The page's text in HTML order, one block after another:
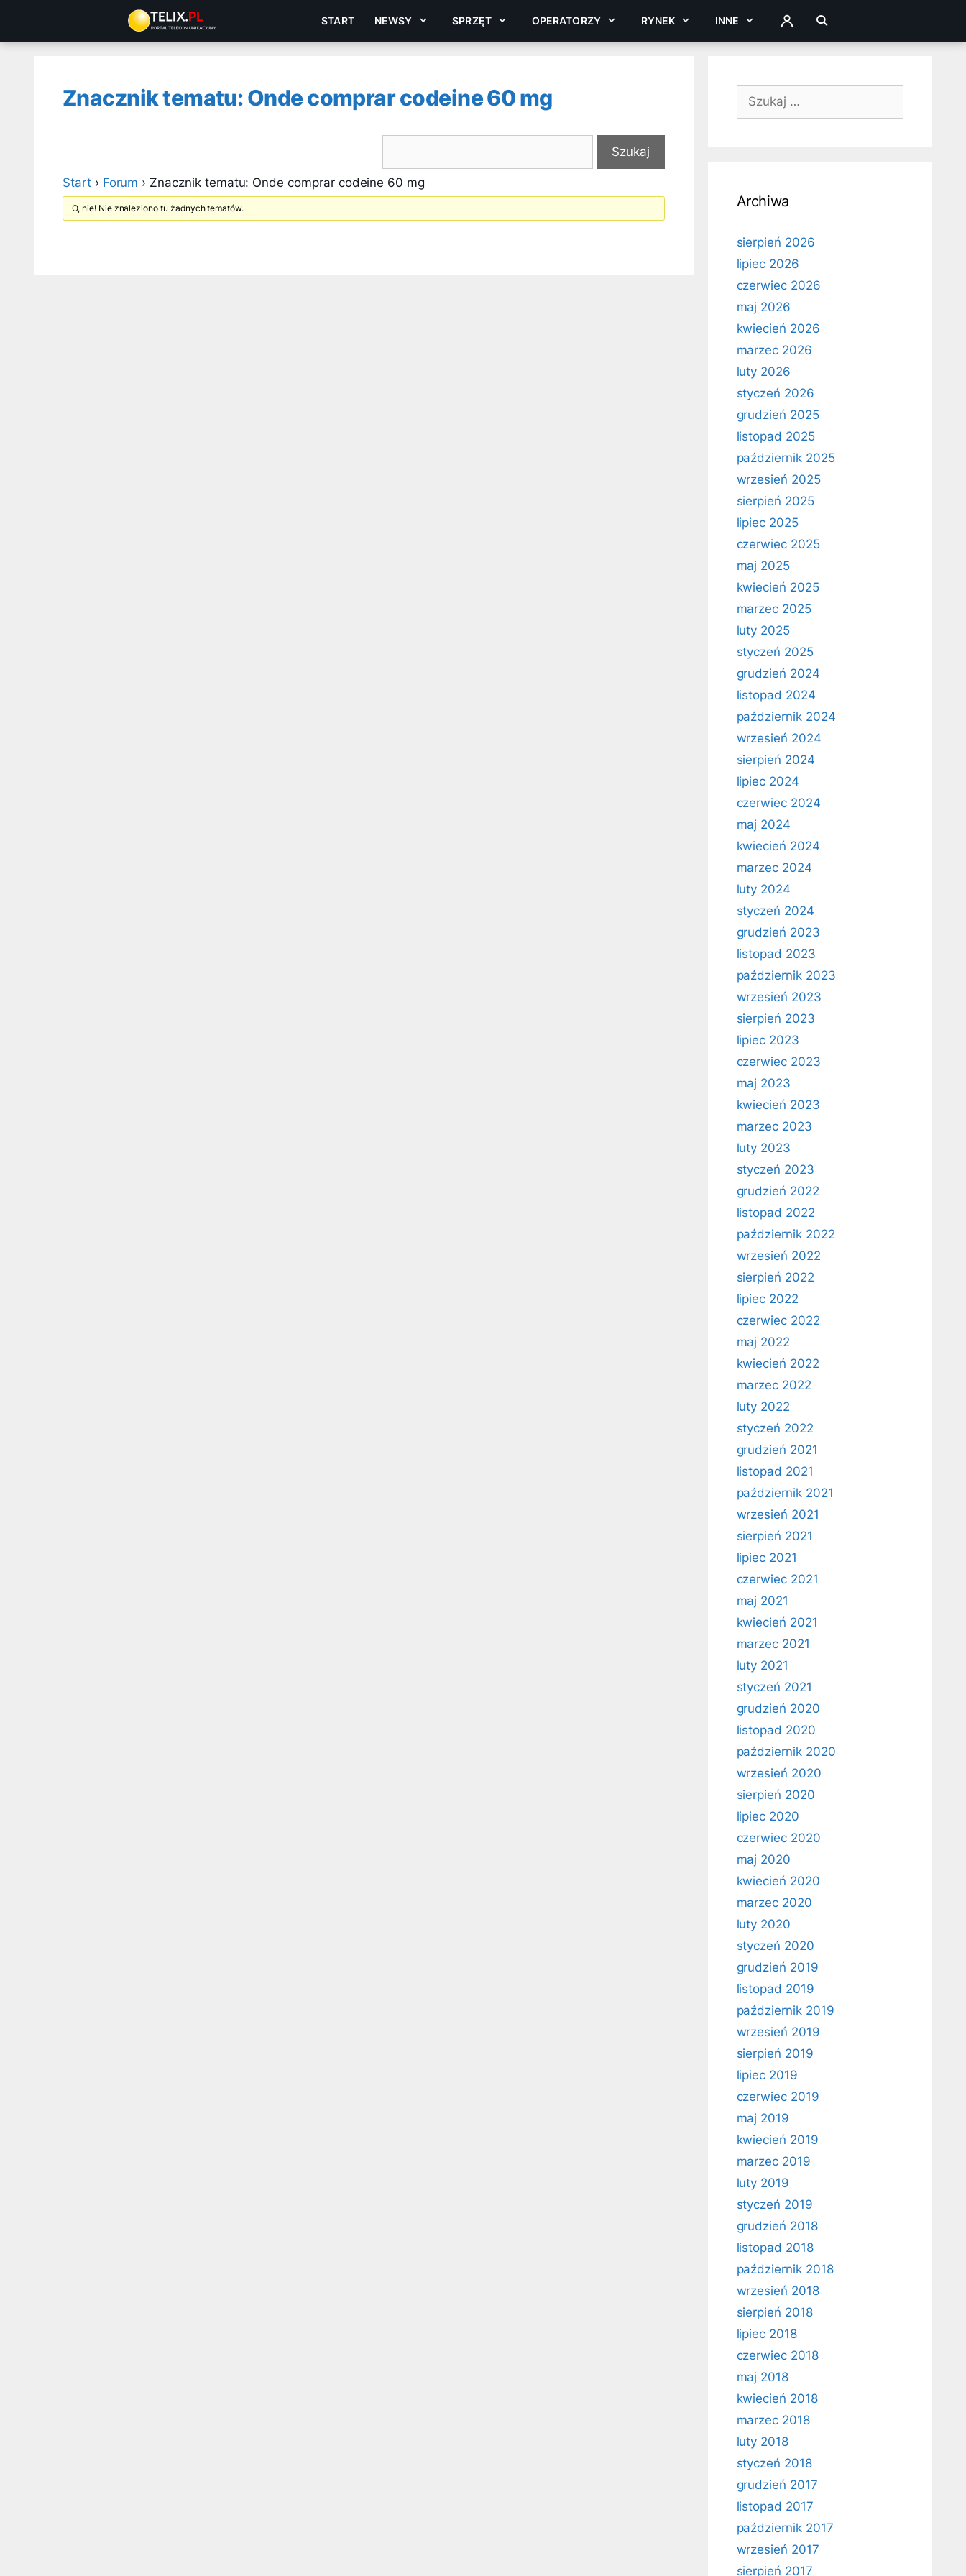
treści
START NEWSY SPRZĘT OPERATORZY RYNEK INNE ZALOGUJ
Znacznik tematu: Onde comprar codeine 60 mg
Start › Forum › Znacznik tematu: Onde comprar codeine 60 mg
O, nie! Nie znaleziono tu żadnych tematów.
Szukaj:
Archiwa
sierpień 2026
lipiec 2026
czerwiec 2026
maj 2026
kwiecień 2026
marzec 2026
luty 2026
styczeń 2026
grudzień 2025
listopad 2025
październik 2025
wrzesień 2025
sierpień 2025
lipiec 2025
czerwiec 2025
maj 2025
kwiecień 2025
marzec 2025
luty 2025
styczeń 2025
grudzień 2024
listopad 2024
październik 2024
wrzesień 2024
sierpień 2024
lipiec 2024
czerwiec 2024
maj 2024
kwiecień 2024
marzec 2024
luty 2024
styczeń 2024
grudzień 2023
listopad 2023
październik 2023
wrzesień 2023
sierpień 2023
lipiec 2023
czerwiec 2023
maj 2023
kwiecień 2023
marzec 2023
luty 2023
styczeń 2023
grudzień 2022
listopad 2022
październik 2022
wrzesień 2022
sierpień 2022
lipiec 2022
czerwiec 2022
maj 2022
kwiecień 2022
marzec 2022
luty 2022
styczeń 2022
grudzień 2021
listopad 2021
październik 2021
wrzesień 2021
sierpień 2021
lipiec 2021
czerwiec 2021
maj 2021
kwiecień 2021
marzec 2021
luty 2021
styczeń 2021
grudzień 2020
listopad 2020
październik 2020
wrzesień 2020
sierpień 2020
lipiec 2020
czerwiec 2020
maj 2020
kwiecień 2020
marzec 2020
luty 2020
styczeń 2020
grudzień 2019
listopad 2019
październik 2019
wrzesień 2019
sierpień 2019
lipiec 2019
czerwiec 2019
maj 2019
kwiecień 2019
marzec 2019
luty 2019
styczeń 2019
grudzień 2018
listopad 2018
październik 2018
wrzesień 2018
sierpień 2018
lipiec 2018
czerwiec 2018
maj 2018
kwiecień 2018
marzec 2018
luty 2018
styczeń 2018
grudzień 2017
listopad 2017
październik 2017
wrzesień 2017
sierpień 2017